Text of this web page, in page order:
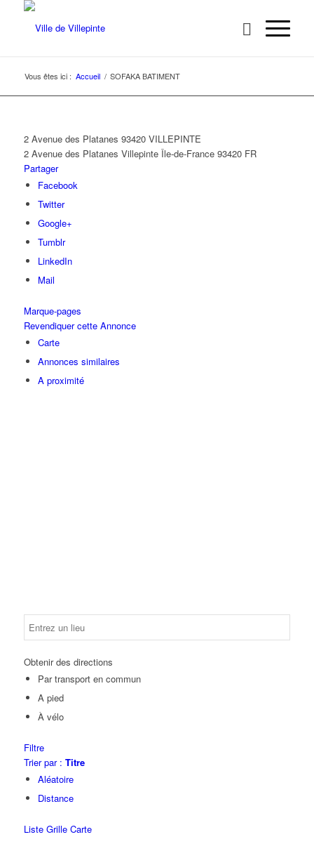
Vous êtes ici : Accueil / SOFAKA BATIMENT
2 Avenue des Platanes 93420 VILLEPINTE
2 Avenue des Platanes Villepinte Île-de-France 93420 FR
Partager
Facebook
Twitter
Google+
Tumblr
LinkedIn
Mail
Marque-pages
Revendiquer cette Annonce
Carte
Annonces similaires
A proximité
Obtenir des directions
Par transport en commun
A pied
À vélo
Filtre
Trier par : Titre
Aléatoire
Distance
Liste Grille Carte